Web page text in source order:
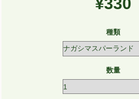
¥330
種類
数量